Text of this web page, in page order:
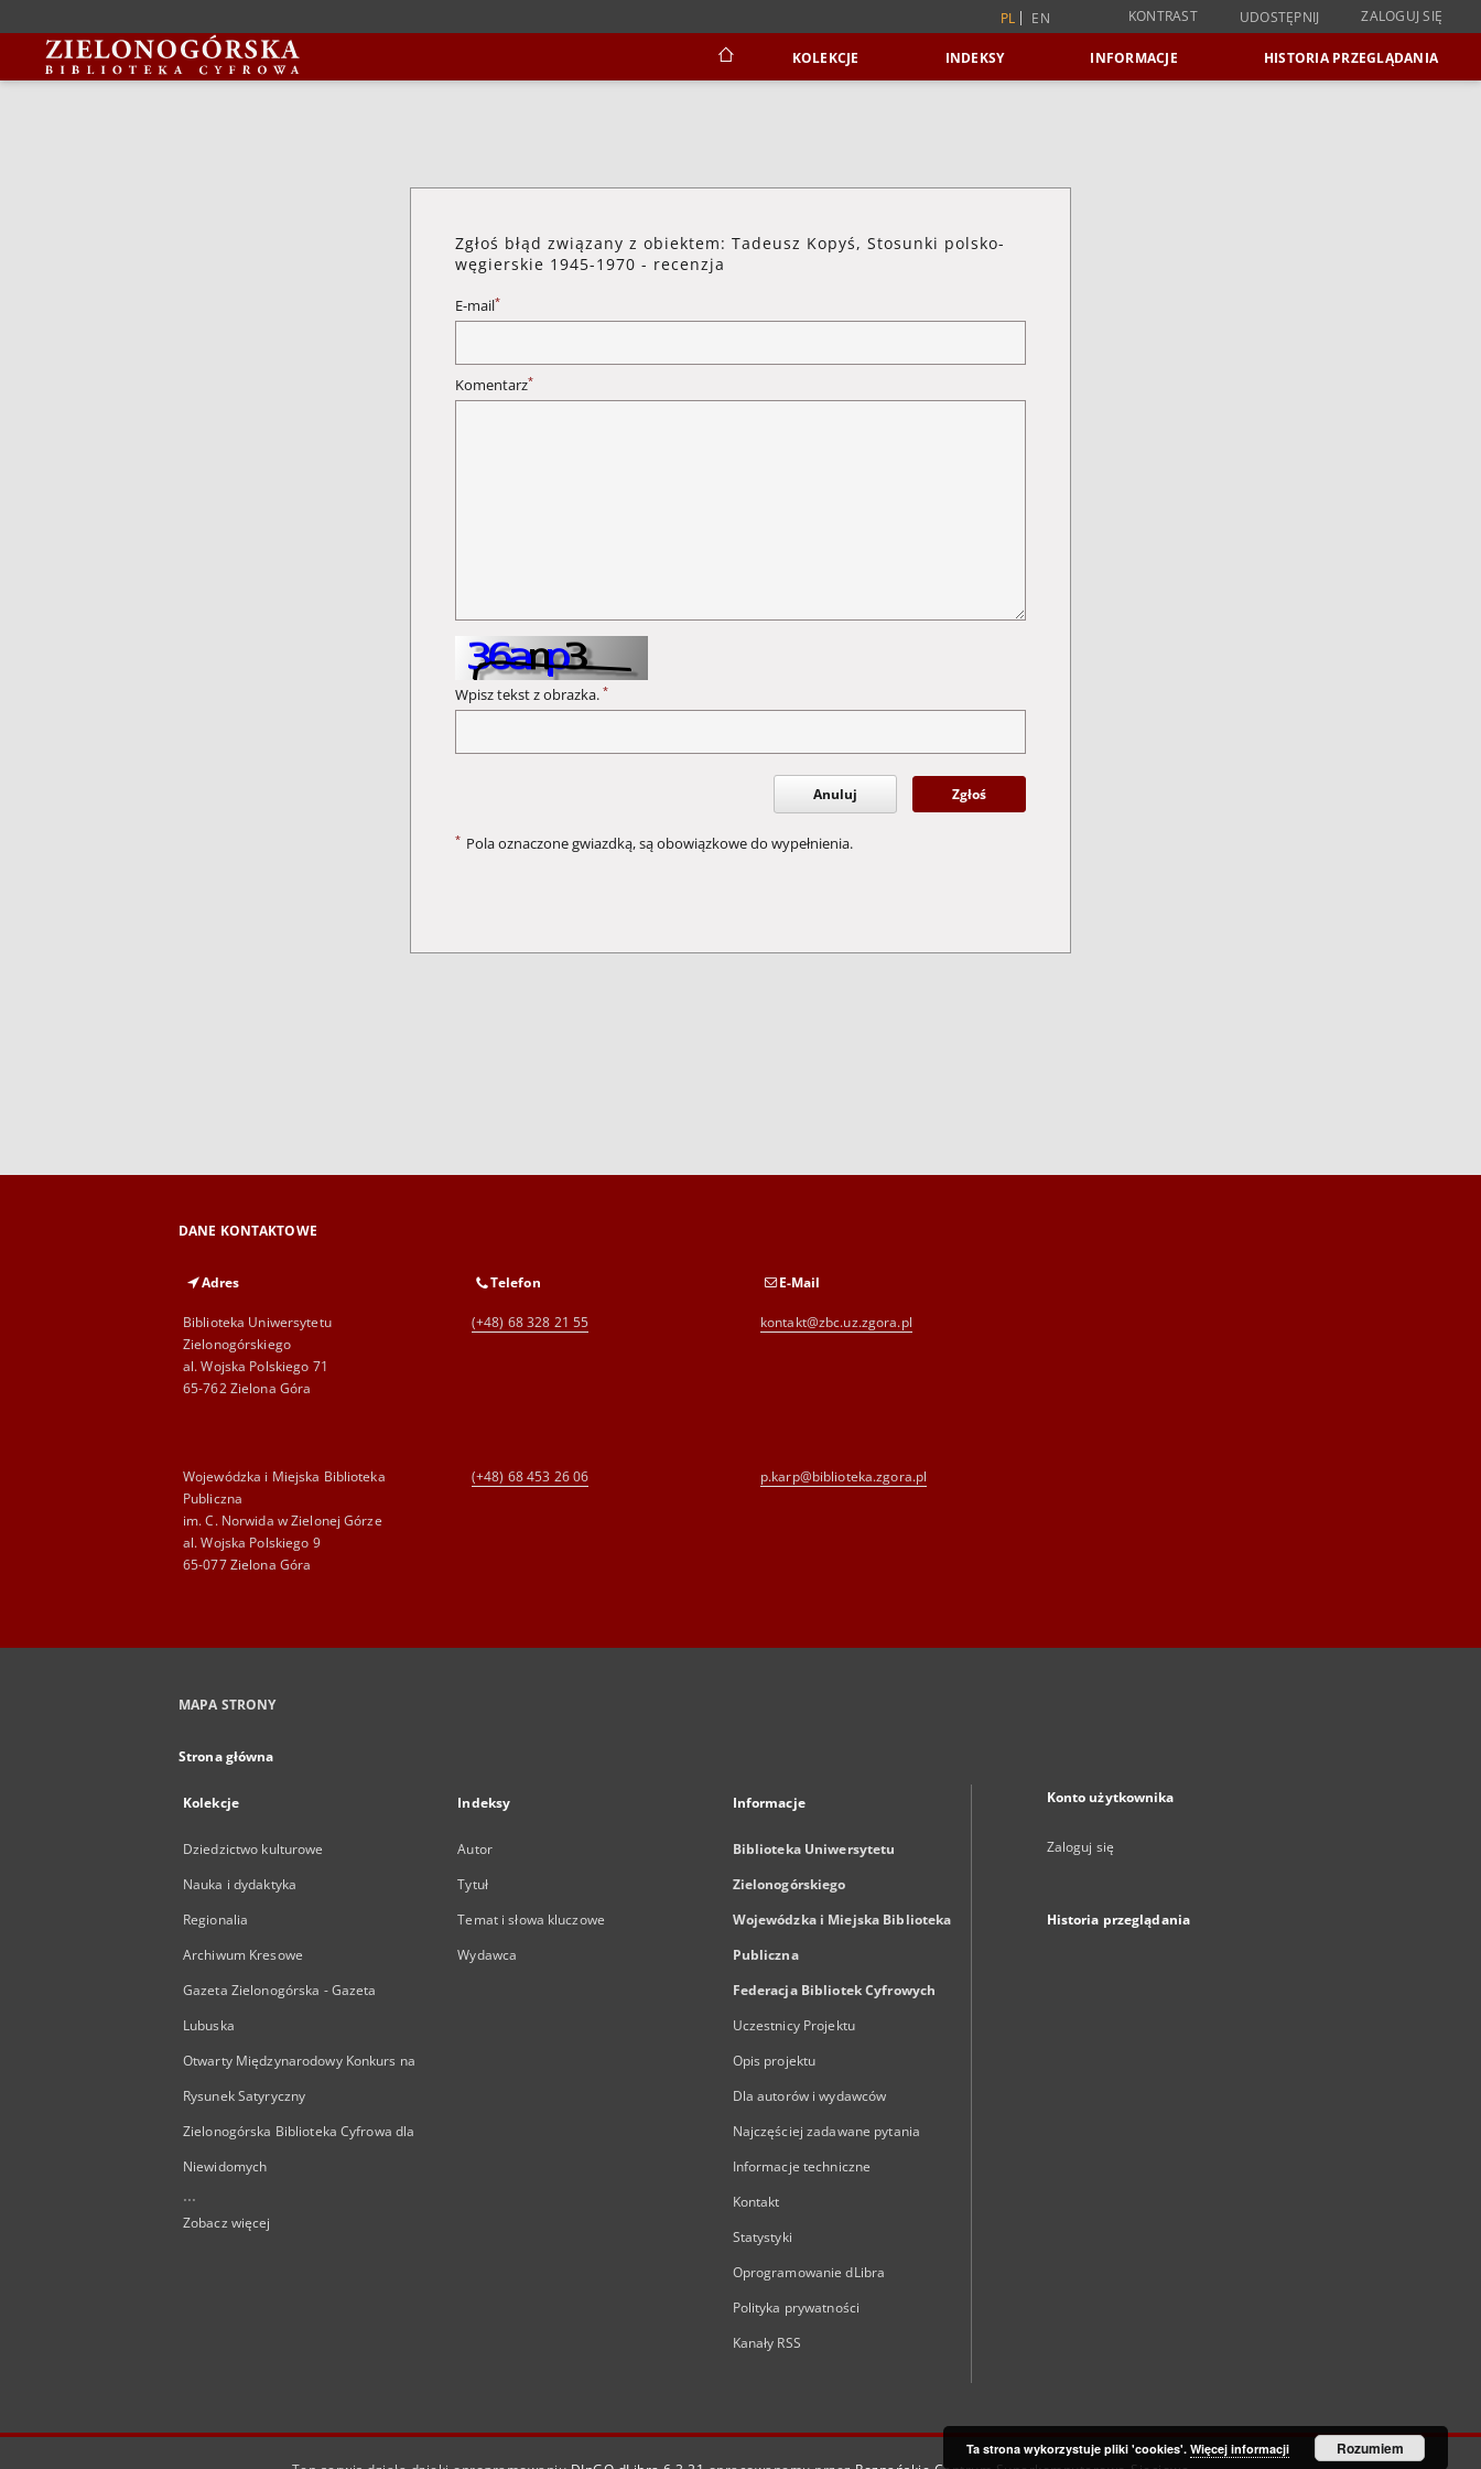
PL EN KONTRAST UDOSTĘPNIJ ZALOGUJ SIĘ
KOLEKCJE INDEKSY INFORMACJE HISTORIA PRZEGLĄDANIA
Zgłoś błąd związany z obiektem: Tadeusz Kopyś, Stosunki polsko-
węgierskie 1945-1970 - recenzja
E-mail*
Komentarz*
Wpisz tekst z obrazka. *
Anuluj Zgłoś
* Pola oznaczone gwiazdką, są obowiązkowe do wypełnienia.
DANE KONTAKTOWE
Adres
Biblioteka Uniwersytetu
Zielonogórskiego
al. Wojska Polskiego 71
65-762 Zielona Góra
Telefon
(+48) 68 328 21 55
E-Mail
kontakt@zbc.uz.zgora.pl
Wojewódzka i Miejska Biblioteka
Publiczna
im. C. Norwida w Zielonej Górze
al. Wojska Polskiego 9
65-077 Zielona Góra
(+48) 68 453 26 06 p.karp@biblioteka.zgora.pl
MAPA STRONY
Strona główna
Kolekcje
Dziedzictwo kulturowe
Nauka i dydaktyka
Regionalia
Archiwum Kresowe
Gazeta Zielonogórska - Gazeta
Lubuska
Otwarty Międzynarodowy Konkurs na
Rysunek Satyryczny
Zielonogórska Biblioteka Cyfrowa dla
Niewidomych
...
Zobacz więcej
Indeksy
Autor
Tytuł
Temat i słowa kluczowe
Wydawca
Informacje
Biblioteka Uniwersytetu
Zielonogórskiego
Wojewódzka i Miejska Biblioteka
Publiczna
Federacja Bibliotek Cyfrowych
Uczestnicy Projektu
Opis projektu
Dla autorów i wydawców
Najczęściej zadawane pytania
Informacje techniczne
Kontakt
Statystyki
Oprogramowanie dLibra
Polityka prywatności
Kanały RSS
Konto użytkownika
Zaloguj się
Historia przeglądania
Ta strona wykorzystuje pliki 'cookies'. Więcej informacji Rozumiem